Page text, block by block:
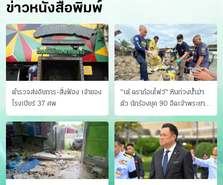
ข่าวหนังสือพิมพ์
ตำรวจส่งอัยการ-สั่งฟ้อง เจ้าของ
โรงเบียร์ 37 ศพ
"เต้ ดราก้อนไฟว์" หินถ่วงน้ำฆ่า
ตัว นักร้องยุค 90 อืดเจ้าพระยา
แฟนหาตัววุ่น เครียดธุรกิจ!